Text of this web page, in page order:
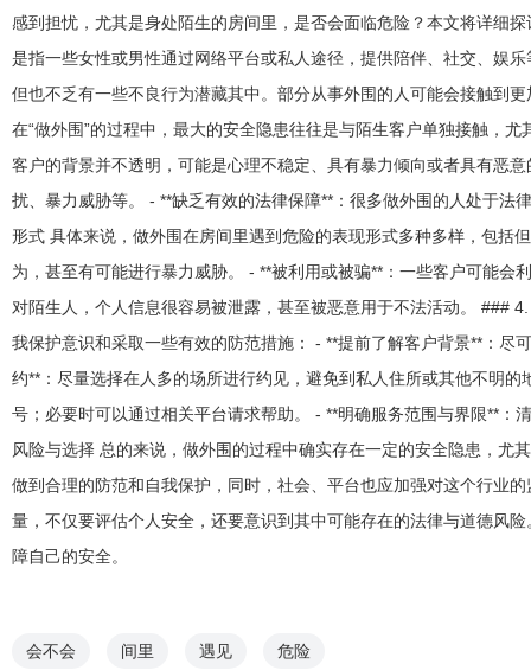
感到担忧，尤其是身处陌生的房间里，是否会面临危险？本文将详细
是指一些女性或男性通过网络平台或私人途径，提供陪伴、社交、娱
但也不乏有一些不良行为潜藏其中。部分从事外围的人可能会接触到
在“做外围”的过程中，最大的安全隐患往往是与陌生客户单独接触，
客户的背景并不透明，可能是心理不稳定、具有暴力倾向或者具有恶
扰、暴力威胁等。 - **缺乏有效的法律保障**：很多做外围的人处于
形式 具体来说，做外围在房间里遇到危险的表现形式多种多样，包括
为，甚至有可能进行暴力威胁。 - **被利用或被骗**：一些客户可能
对陌生人，个人信息很容易被泄露，甚至被恶意用于不法活动。 ###
我保护意识和采取一些有效的防范措施： - **提前了解客户背景**：
约**：尽量选择在人多的场所进行约见，避免到私人住所或其他不明
号；必要时可以通过相关平台请求帮助。 - **明确服务范围与界限**
风险与选择 总的来说，做外围的过程中确实存在一定的安全隐患，尤
做到合理的防范和自我保护，同时，社会、平台也应加强对这个行业
量，不仅要评估个人安全，还要意识到其中可能存在的法律与道德风
障自己的安全。
会不会 间里 遇见 危险